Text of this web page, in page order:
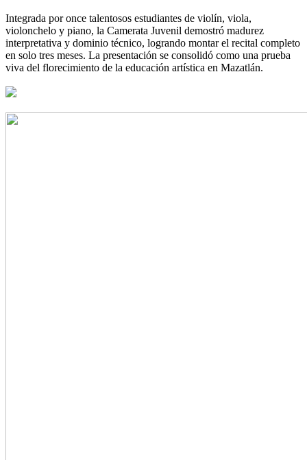
Integrada por once talentosos estudiantes de violín, viola,
violonchelo y piano, la Camerata Juvenil demostró madurez
interpretativa y dominio técnico, logrando montar el recital completo
en solo tres meses. La presentación se consolidó como una prueba
viva del florecimiento de la educación artística en Mazatlán.